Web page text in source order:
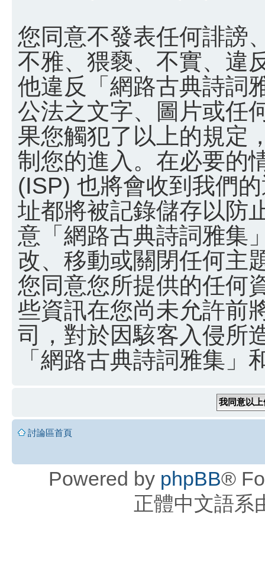
您同意不發表任何誹謗
不雅、猥褻、不實、違
他違反「網路古典詩詞
公法之文字、圖片或任
果您觸犯了以上的規定
制您的進入。在必要的
(ISP) 也將會收到我們
址都將被記錄儲存以防
意「網路古典詩詞雅集
改、移動或關閉任何主
您同意您所提供的任何
些資訊在您尚未允許前
司，對於因駭客入侵所
「網路古典詩詞雅集
討論區首頁
Powered by phpBB®
正體中文語系